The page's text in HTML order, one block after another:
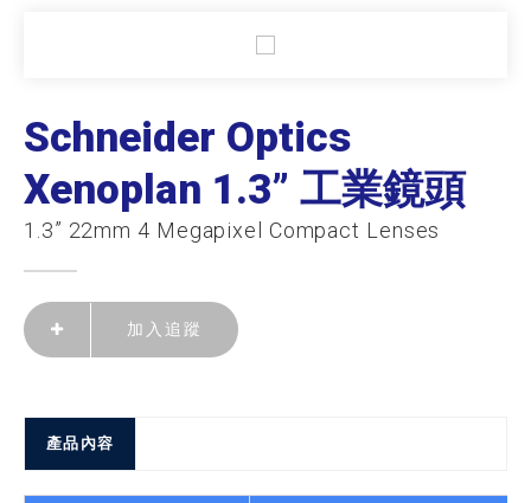
Schneider Optics
Xenoplan 1.3” 工業鏡頭
1.3” 22mm 4 Megapixel Compact Lenses
加入追蹤
產品內容